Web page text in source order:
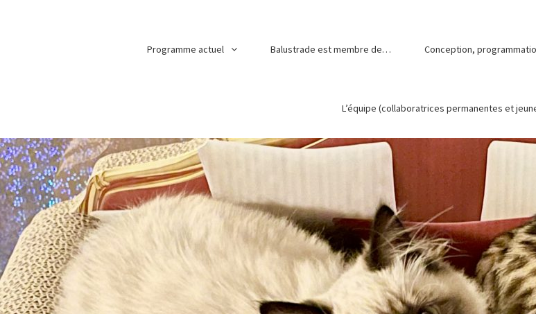
Programme actuel Balustrade est membre de… Conception,
L’équipe (collaboratrices permanentes et